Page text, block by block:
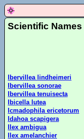
Scientific Names
Ibervillea lindheimeri
Ibervillea sonorae
Ibervillea tenuisecta
Ibicella lutea
Icmadophila ericetorum
Idahoa scapigera
Ilex ambigua
Ilex amelanchier